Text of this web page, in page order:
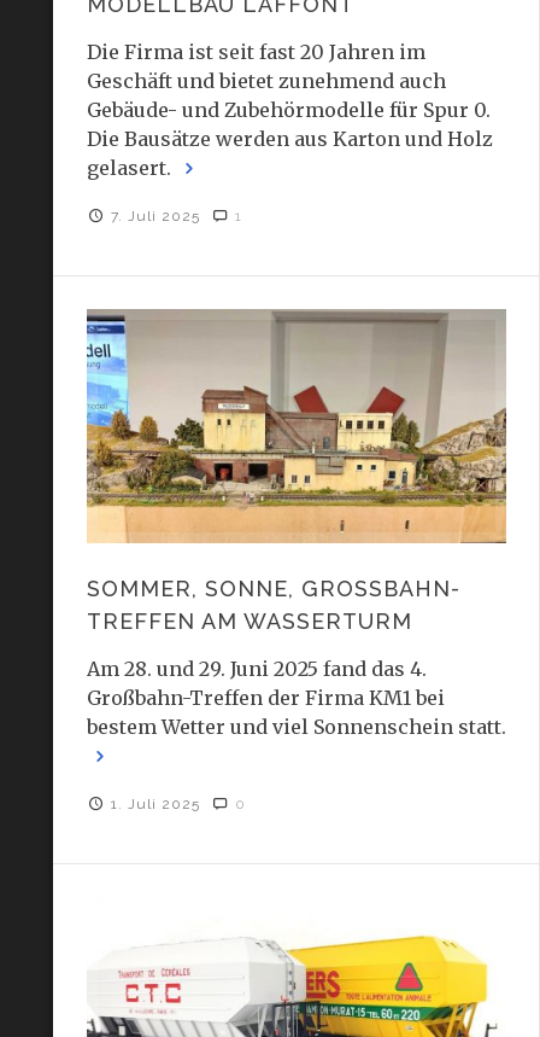
Die Firma ist seit fast 20 Jahren im
Geschäft und bietet zunehmend auch
Gebäude- und Zubehörmodelle für Spur 0.
Die Bausätze werden aus Karton und Holz
gelasert.
7. Juli 2025 1
SOMMER, SONNE, GROSSBAHN-T
REFFEN AM WASSERTURM
Am 28. und 29. Juni 2025 fand das 4.
Großbahn-Treffen der Firma KM1 bei
bestem Wetter und viel Sonnenschein statt.
1. Juli 2025 0